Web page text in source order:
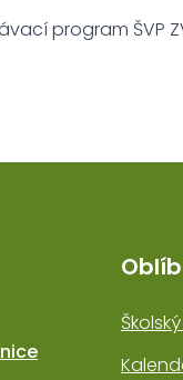
program ŠVP